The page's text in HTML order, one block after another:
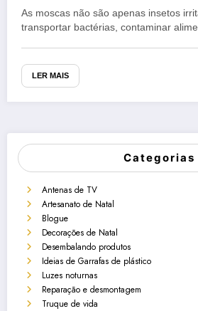
As moscas não são apenas insetos
transportar bactérias, contaminar
LER MAIS
Categorias
Antenas de TV
Artesanato de Natal
Blogue
Decorações de Natal
Desembalando produtos
Ideias de Garrafas de plástico
Luzes noturnas
Reparação e desmontagem
Truque de vida